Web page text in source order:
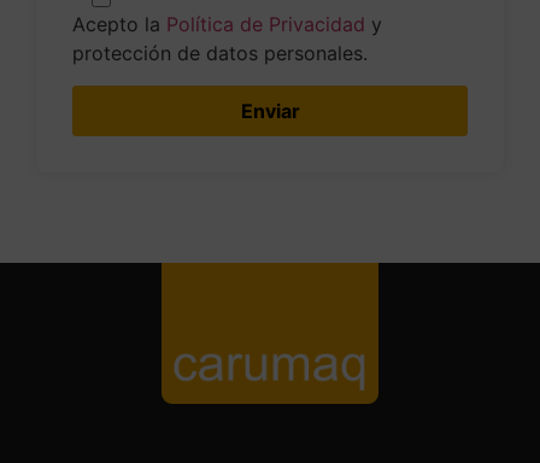
Acepto la Política de Privacidad y
protección de datos personales.